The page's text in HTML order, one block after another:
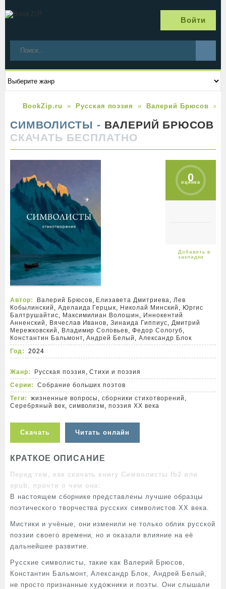
Войти
BookZip.ru Русская поэзия Валерий Брюсов
СИМВОЛИСТЫ - ВАЛЕРИЙ БРЮСОВ
СКАЧАТЬ БЕСПЛАТНО
0
оценка
Автор: Валерий Брюсов, Елизавета Дмитриева, Лев
Кобылинский , Аделаида Герцык, Николай Минский , Юргис
Балтрушайтис, Максимилиан Волошин , Иннокентий
Анненский , Вячеслав Иванов,Зинаида Гиппиус, Дмитрий
Мережковский , Владимир Соловьев,Федор Сологуб,
Константин Бальмонт,Андрей Белый ,Александр Блок
Год:
2024
Жанр: Русская поэзия ,Стихи и поэзия
Серии:
Собрание больших поэтов
Теги:
жизненные вопросы ,сборники стихотворений ,
Серебряный век, символизм,поэзия XX века
Скачать Читать онлайн
КРАТКОЕ ОПИСАНИЕ
Перед тем, как скачать книгу Символисты fb2 или
epub, прочти о чем она:
В настоящем сборнике представлены лучшие образцы
поэтического творчества русских символистов XX века.
Мистики и учёные, они изменили не только облик русской
поэзии своего времени, но и оказали влияние на её
дальнейшее развитие.
Русские символисты, такие как Валерий Брюсов,
Константин Бальмонт, Александр Блок, Андрей Белый,
не просто признанные художники и поэты. Они слышали